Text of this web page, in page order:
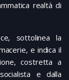
realtà di
sottolinea la
e indica il
costretta a
e dalla